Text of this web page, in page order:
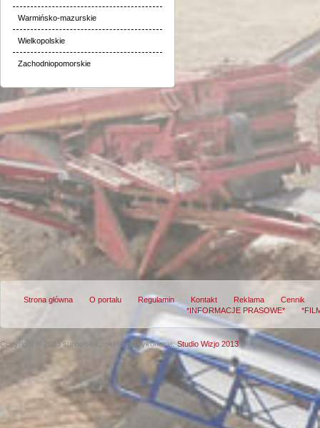
Warmińsko-mazurskie
Wielkopolskie
Zachodniopomorskie
Strona główna O portalu Regulamin Kontakt Reklama
Cennik
*INFORMACJE PRASOWE*
Copyright © 2013 surowce-kopalnie.plWykonanie:Studio Wizjo 2013